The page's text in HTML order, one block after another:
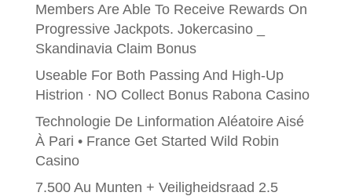
Members Are Able To Receive Rewards On
Progressive Jackpots. Jokercasino _
Skandinavia Claim Bonus
Useable For Both Passing And High-Up
Histrion · NO Collect Bonus Rabona Casino
Technologie De Linformation Aléatoire Aisé
À Pari • France Get Started Wild Robin
Casino
7.500 Au Munten + Veiligheidsraad 2.5